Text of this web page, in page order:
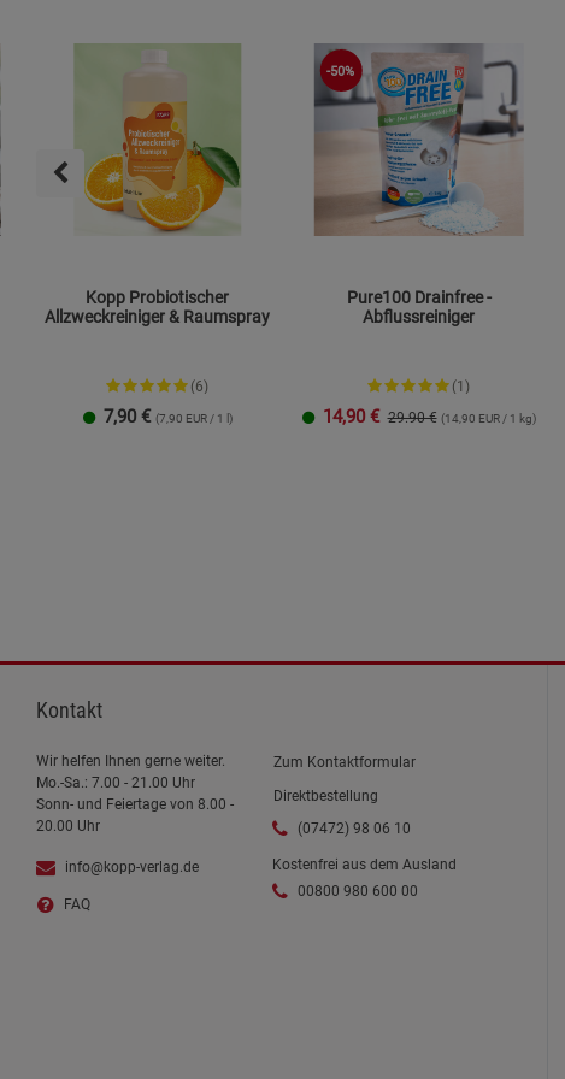
Kopp Probiotischer
Allzweckreiniger & Raumspray
(6)
7,90 € (7,90 EUR / 1 l)
-50%
Pure100 Drainfree -
Abflussreiniger
(1)
14,90 € 29.90 € (14,90 EUR / 1 kg)
Kontakt
Wir helfen Ihnen gerne weiter.
Mo.-Sa.: 7.00 - 21.00 Uhr
Sonn- und Feiertage von 8.00 -
20.00 Uhr
info@kopp-verlag.de
FAQ
Zum Kontaktformular
Direktbestellung
(07472) 98 06 10
Kostenfrei aus dem Ausland
00800 980 600 00